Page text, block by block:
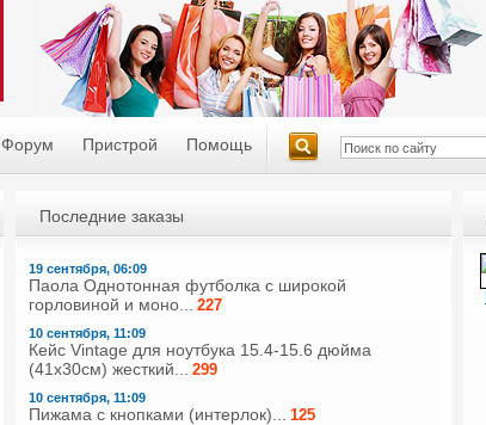
Форум Пристрой Помощь
Последние заказы
19 сентября, 06:09
Паола Однотонная футболка с широкой
горловиной и моно...
227
10 сентября, 11:09
Кейс Vintage для ноутбука 15.4-15.6 дюйма
(41х30см) жесткий...
299
10 сентября, 11:09
Пижама с кнопками (интерлок)... 125